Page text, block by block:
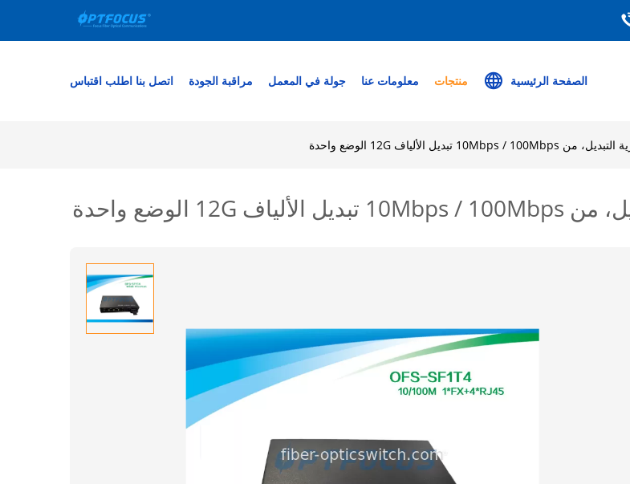
الصفحة الرئيسية منتجات معلومات عنا جولة في المعمل مراقبة الجودة اتصل بنا اطلب اقتباس